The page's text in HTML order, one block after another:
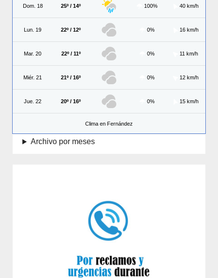
Dom. 18 25º / 14º 100% 40 km/h
Lun. 19 22º / 12º 0% 16 km/h
Mar. 20 22º / 11º 0% 11 km/h
Miér. 21 21º / 16º 0% 12 km/h
Jue. 22 20º / 16º 0% 15 km/h
Clima en Fernández
Archivo por meses